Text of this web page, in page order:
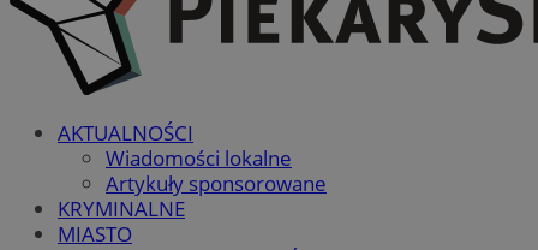
AKTUALNOŚCI
Wiadomości lokalne
Artykuły sponsorowane
KRYMINALNE
MIASTO